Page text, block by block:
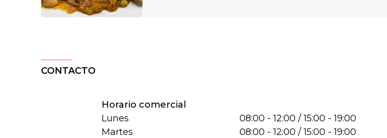
CONTACTO
Horario comercial
Lunes
08:00 - 12:00 / 15:00 - 19:00
Martes
08:00 - 12:00 / 15:00 - 19:00